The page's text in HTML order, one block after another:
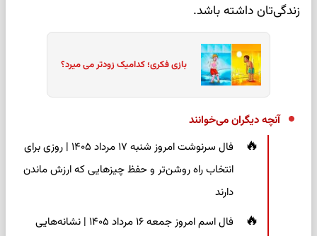
زندگی‌تان داشته باشد.
بازی فکری؛ کدامیک زودتر می میرد؟
آنچه دیگران می‌خوانند
فال سرنوشت امروز شنبه ۱۷ مرداد ۱۴۰۵ | روزی برای
انتخاب راه روشن‌تر و حفظ چیزهایی که ارزش ماندن
دارند
فال اسم امروز جمعه ۱۶ مرداد ۱۴۰۵ | نشانه‌هایی